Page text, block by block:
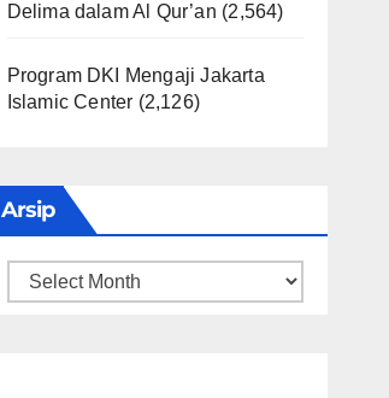
Delima dalam Al Qur’an (2,564)
Program DKI Mengaji Jakarta
Islamic Center (2,126)
Arsip
Arsip